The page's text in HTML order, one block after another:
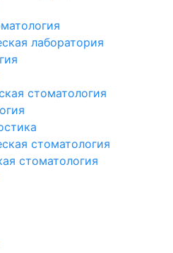
лаборатория
стоматология
стоматология
стоматология